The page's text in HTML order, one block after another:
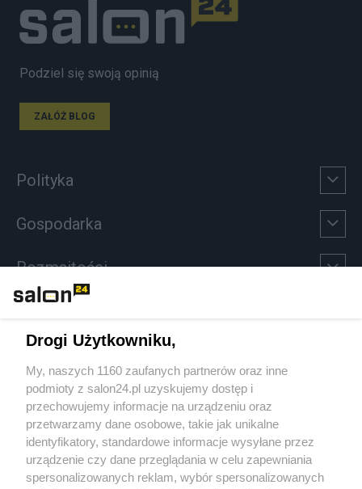
Podziel się swoją opinią
ZAŁÓŻ BLOG
Polityka
Gospodarka
Rozmaitości
Sport
Społeczeństwo
Kultura
Drogi Użytkowniku,
My, naszych 1160 zaufanych partnerów oraz inne
podmioty z salon24.pl uzyskujemy dostęp i
przechowujemy informacje na urządzeniu oraz
przetwarzamy dane osobowe, takie jak unikalne
identyfikatory, standardowe informacje wysyłane przez
urządzenie czy dane przeglądania w celu zapewniania
spersonalizowanych reklam, wybór spersonalizowanych